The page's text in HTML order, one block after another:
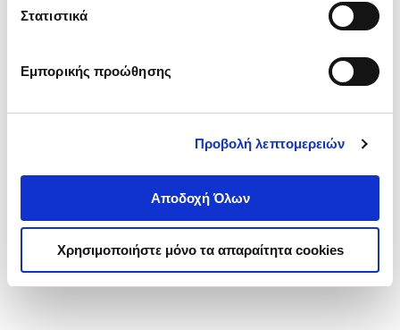
Στατιστικά
Εμπορικής προώθησης
Προβολή λεπτομερειών
Αποδοχή Όλων
Χρησιμοποιήστε μόνο τα απαραίτητα cookies